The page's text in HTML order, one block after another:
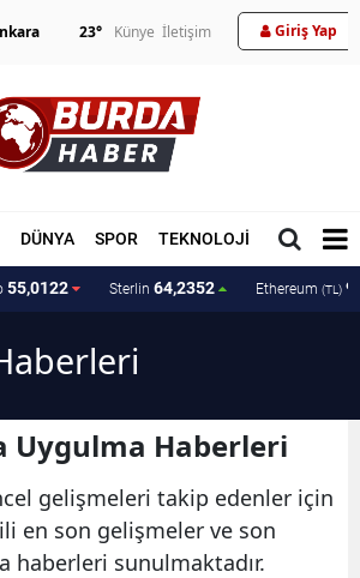
23° Künye İletişim Giriş Yap
DÜNYA SPOR TEKNOLOJİ MAGAZİN
55,0122 Sterlin 64,2352 Ethereum (TL)
Uygulma Haberleri
gelişmeleri takip edenler için
en son gelişmeler ve son
haberleri sunulmaktadır.